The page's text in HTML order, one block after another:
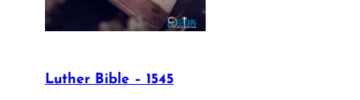
Luther Bible – 1545